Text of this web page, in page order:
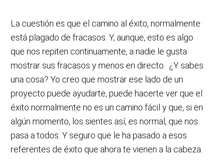
La cuestión es que el camino al éxito, normalmente
está plagado de fracasos. Y, aunque, esto es algo
que nos repiten continuamente, a nadie le gusta
mostrar sus fracasos y menos en directo. ¿Y sabes
una cosa? Yo creo que mostrar ese lado de un
proyecto puede ayudarte, puede hacerte ver que el
éxito normalmente no es un camino fácil y que, si en
algún momento, los sientes así, es normal, que nos
pasa a todos. Y seguro que le ha pasado a esos
referentes de éxito que ahora te vienen a la cabeza.